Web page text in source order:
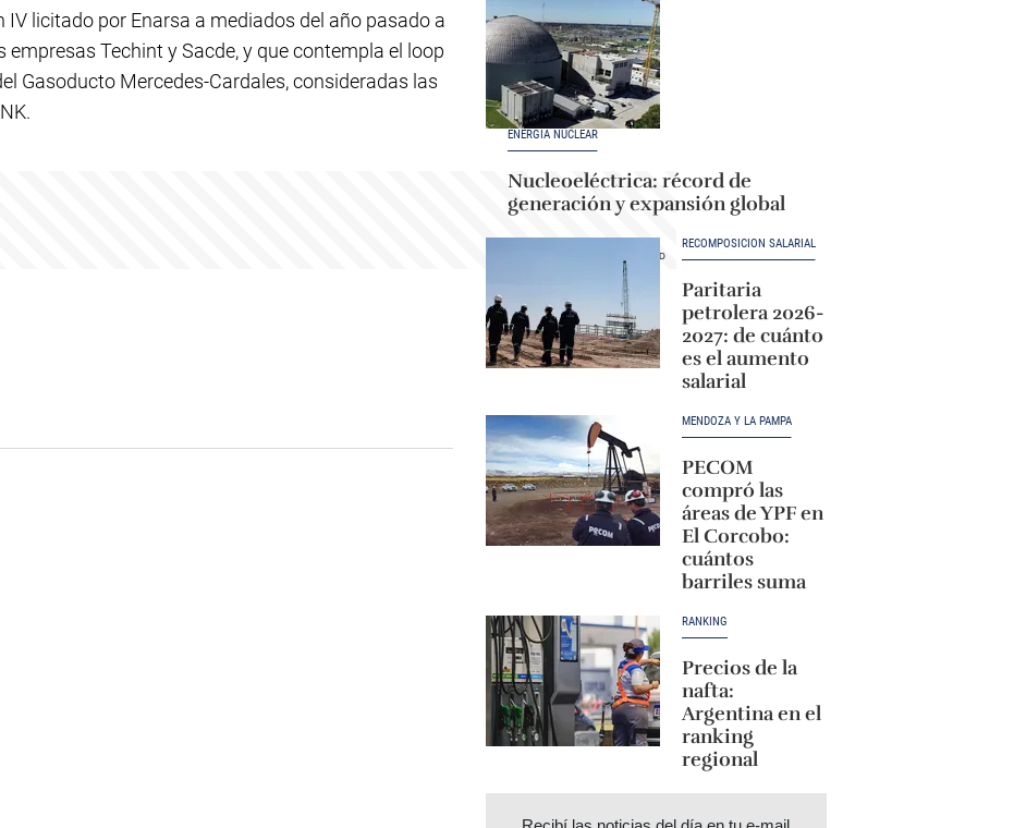
licitado por Enarsa a mediados del año pasado a
empresas Techint y Sacde, y que contempla el loop
Gasoducto Mercedes-Cardales, consideradas las
ENERGÍA NUCLEAR
Nucleoeléctrica: récord de
generación y expansión global
RECOMPOSICIÓN SALARIAL
Paritaria
petrolera 2026-
2027: de cuánto
es el aumento
salarial
MENDOZA Y LA PAMPA
PECOM
compró las
áreas de YPF en
El Corcobo:
cuántos
barriles suma
RANKING
Precios de la
nafta:
Argentina en el
ranking
regional